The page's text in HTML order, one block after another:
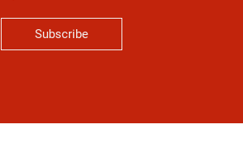
Subscribe